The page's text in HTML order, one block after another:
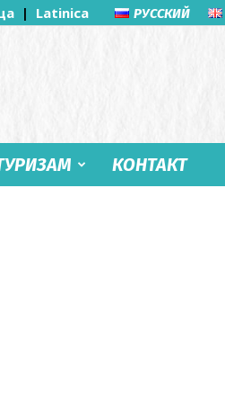
| Latinica РУССКИЙ
КОНТАКТ